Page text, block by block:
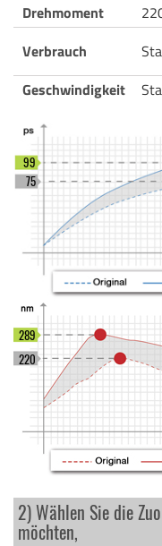
Drehmoment
Verbrauch
Geschwindigkeit
75
99
220
289
2) Wählen Sie die
möchten,